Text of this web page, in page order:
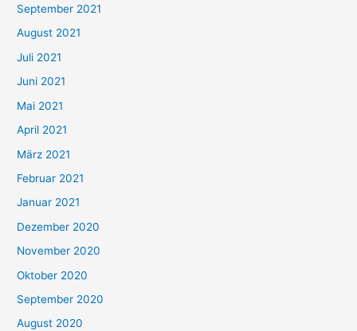
n
n
a
c
h
:
September 2021
August 2021
Juli 2021
Juni 2021
Mai 2021
April 2021
März 2021
Februar 2021
Januar 2021
Dezember 2020
November 2020
Oktober 2020
September 2020
August 2020